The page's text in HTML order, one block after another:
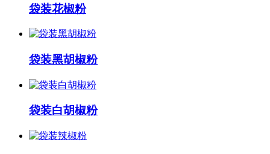
袋装花椒粉
袋装黑胡椒粉
袋装白胡椒粉